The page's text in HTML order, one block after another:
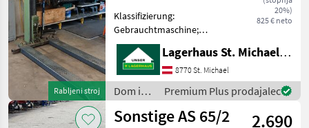
Rabljeni stroj
20%)
825 € neto
Klassifizierung:
Gebrauchtmaschine;
Weitere
Maschinenmerkmale:
Rasentraktorhebebühne
Nutzlast 500 kg Letztmalige
Prüfung 13.02.2026 Nächste
Prüfung 02.27 Einsatzbere
Lagerhaus St. Michael ob Leoben eGen
8770 St. Michael
Dom in
vrt /
Sonstige
Premium Plus prodajalec
Sonstige AS 65/2
2.690